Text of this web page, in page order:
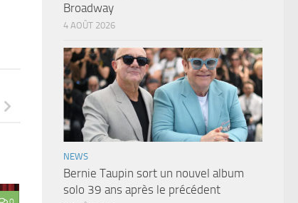
Broadway
4 AOÛT 2026
NEWS
Bernie Taupin sort un nouvel album
solo 39 ans après le précédent